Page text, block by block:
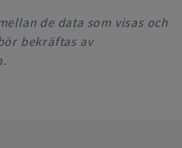
de data som visas och
bekräftas av